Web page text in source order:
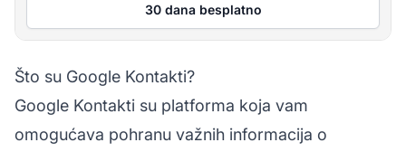
30 dana besplatno
Što su Google Kontakti?
Google Kontakti su platforma koja vam
omogućava pohranu važnih informacija o